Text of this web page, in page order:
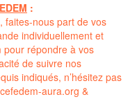
:
faites-nous part de vos
individuellement et
pour répondre à vos
de suivre nos
indiqués, n’hésitez pas
aura.org &